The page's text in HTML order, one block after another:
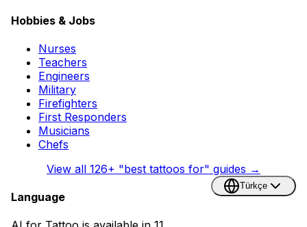
Hobbies & Jobs
Nurses
Teachers
Engineers
Military
Firefighters
First Responders
Musicians
Chefs
View all 126+ "best tattoos for" guides →
Language
Türkçe